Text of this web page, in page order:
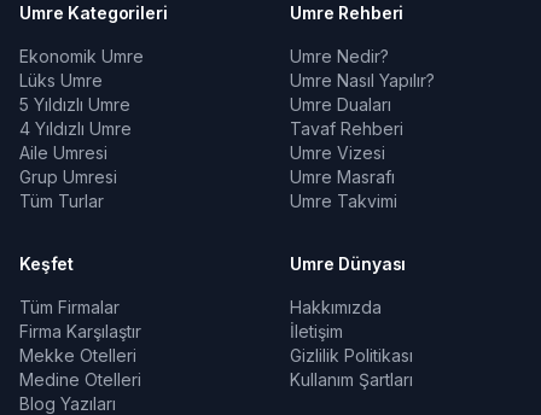
Umre Kategorileri
Ekonomik Umre
Lüks Umre
5 Yıldızlı Umre
4 Yıldızlı Umre
Aile Umresi
Grup Umresi
Tüm Turlar
Umre Rehberi
Umre Nedir?
Umre Nasıl Yapılır?
Umre Duaları
Tavaf Rehberi
Umre Vizesi
Umre Masrafı
Umre Takvimi
Keşfet
Tüm Firmalar
Firma Karşılaştır
Mekke Otelleri
Medine Otelleri
Blog Yazıları
Umre Dünyası
Hakkımızda
İletişim
Gizlilik Politikası
Kullanım Şartları